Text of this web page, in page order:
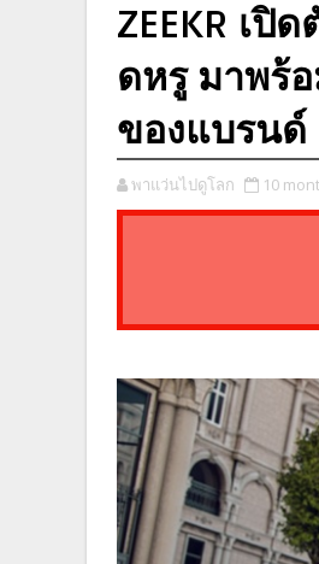
ZEEKR เปิ
ดหรู มาพร้
ของแบรนด์
พาแว่นไปดูโลก 10